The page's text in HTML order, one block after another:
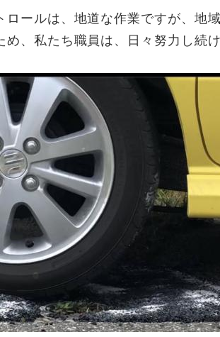
ロールは、地道な作業ですが、地
、私たち職員は、日々努力し続け